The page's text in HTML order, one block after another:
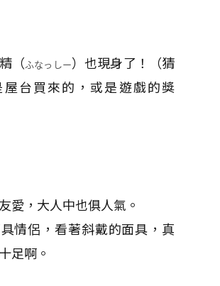
（ふなっしー）也現身了！（猜
台買來的，或是遊戲的獎
愛，大人中也俱人氣。
情侶，看著斜戴的面具，真
足啊。